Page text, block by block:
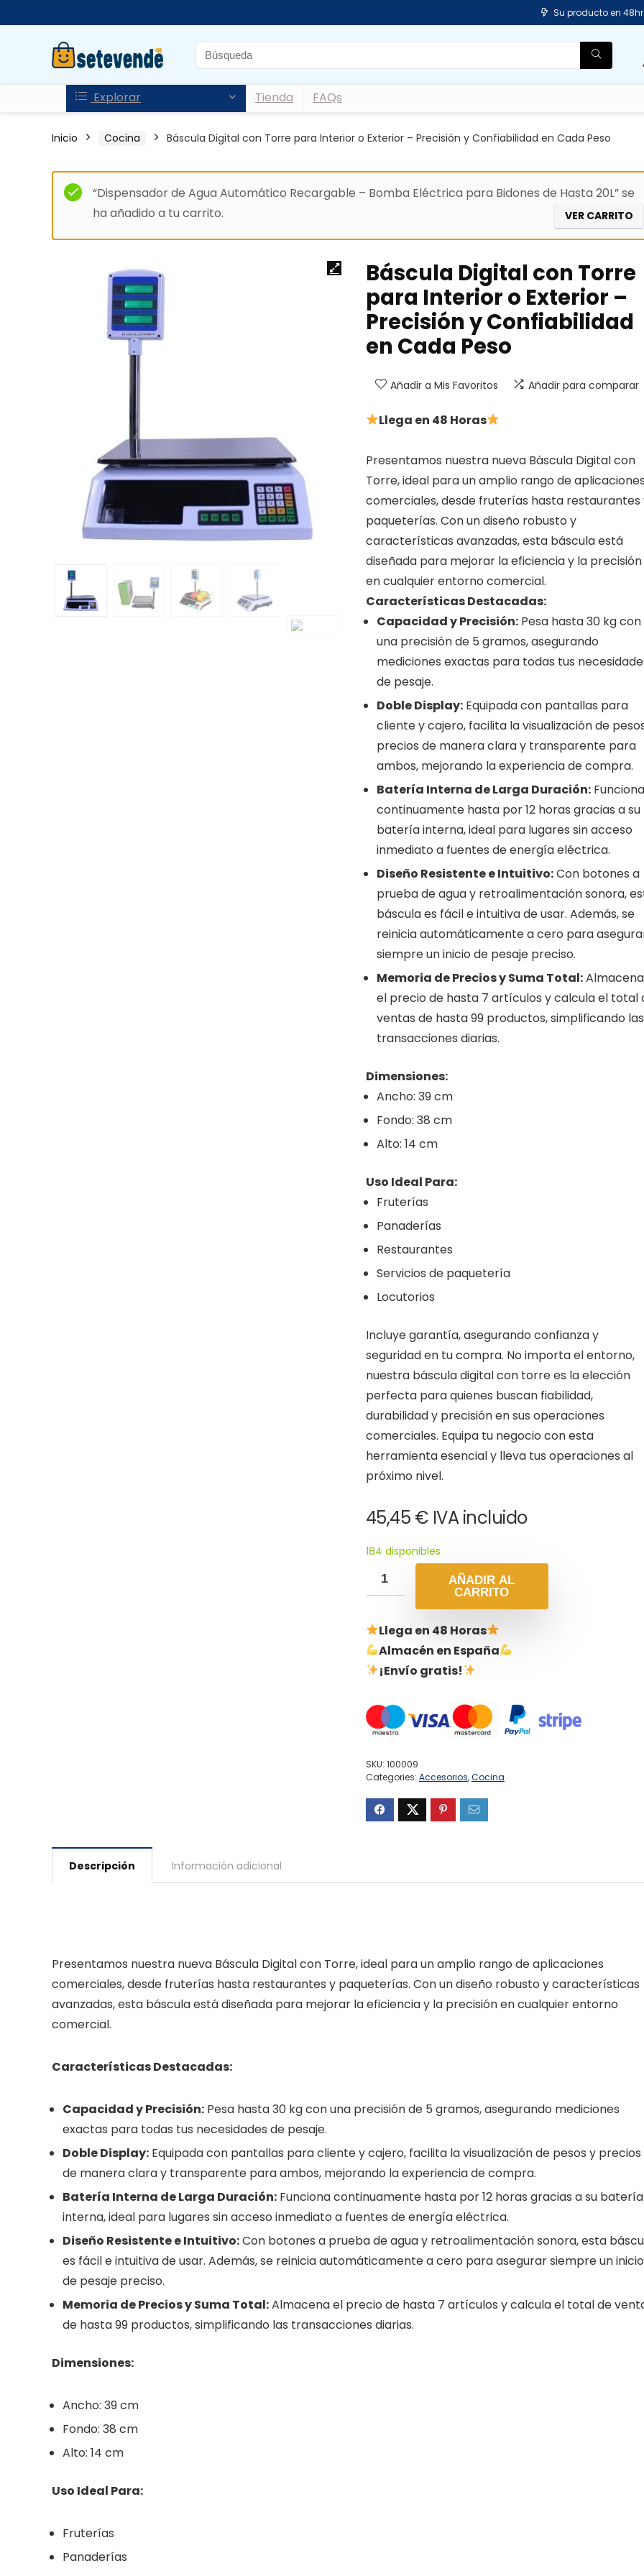
Su producto en
Explorar Tienda FAQs
Inicio Cocina Báscula Digital con Torre para Interior o Exterior – Precisión y Confiabilidad en Cada Peso
“Dispensador de Agua Automático Recargable – Bomba Eléctrica para Bidones de Hasta 20L” se
ha añadido a tu carrito.
VER CARRITO
Báscula Digital con Torre
para Interior o Exterior –
Precisión y Confiabilidad
en Cada Peso
Añadir a Mis Favoritos Añadir para comparar
Llega en 48 Horas
Presentamos nuestra nueva Báscula Digital con
Torre, ideal para un amplio rango de
comerciales, desde fruterías hasta restaurantes
paqueterías. Con un diseño robusto y
características avanzadas, esta báscula está
diseñada para mejorar la eficiencia y la precisión
en cualquier entorno comercial.
Características Destacadas:
Capacidad y Precisión:Pesa hasta 30 kg con
una precisión de 5 gramos, asegurando
mediciones exactas para todas tus
de pesaje.
Doble Display:Equipada con pantallas para
cliente y cajero, facilita la visualización de
precios de manera clara y transparente para
ambos, mejorando la experiencia de compra.
Batería Interna de Larga Duración:Funciona
continuamente hasta por 12 horas gracias a su
batería interna, ideal para lugares sin acceso
inmediato a fuentes de energía eléctrica.
Diseño Resistente e Intuitivo:Con botones a
prueba de agua y retroalimentación sonora,
báscula es fácil e intuitiva de usar. Además, se
reinicia automáticamente a cero para
siempre un inicio de pesaje preciso.
Memoria de Precios y Suma Total:Almacena
el precio de hasta 7 artículos y calcula el total
ventas de hasta 99 productos, simplificando las
transacciones diarias.
Dimensiones:
Ancho: 39 cm
Fondo: 38 cm
Alto: 14 cm
Uso Ideal Para:
Fruterías
Panaderías
Restaurantes
Servicios de paquetería
Locutorios
Incluye garantía, asegurando confianza y
seguridad en tu compra. No importa el entorno,
nuestra báscula digital con torre es la elección
perfecta para quienes buscan fiabilidad,
durabilidad y precisión en sus operaciones
comerciales. Equipa tu negocio con esta
herramienta esencial y lleva tus operaciones al
próximo nivel.
45,45 € IVA incluido
184 disponibles
AÑADIR AL
CARRITO
Llega en 48 Horas
Almacén en España
¡Envío gratis!
SKU: 100009
Categories: Accesorios,Cocina
Descripción Información adicional
Presentamos nuestra nueva Báscula Digital con Torre, ideal para un amplio rango de aplicaciones
comerciales, desde fruterías hasta restaurantes y paqueterías. Con un diseño robusto y características
avanzadas, esta báscula está diseñada para mejorar la eficiencia y la precisión en cualquier entorno
comercial.
Características Destacadas:
Capacidad y Precisión: Pesa hasta 30 kg con una precisión de 5 gramos, asegurando mediciones
exactas para todas tus necesidades de pesaje.
Doble Display: Equipada con pantallas para cliente y cajero, facilita la visualización de pesos y precios
de manera clara y transparente para ambos, mejorando la experiencia de compra.
Batería Interna de Larga Duración: Funciona continuamente hasta por 12 horas gracias a su batería
interna, ideal para lugares sin acceso inmediato a fuentes de energía eléctrica.
Diseño Resistente e Intuitivo:Con botones a prueba de agua y retroalimentación sonora, esta
es fácil e intuitiva de usar. Además, se reinicia automáticamente a cero para asegurar siempre un inicio
de pesaje preciso.
Memoria de Precios y Suma Total:Almacena el precio de hasta 7 artículos y calcula el total de
de hasta 99 productos, simplificando las transacciones diarias.
Dimensiones:
Ancho: 39 cm
Fondo: 38 cm
Alto: 14 cm
Uso Ideal Para:
Fruterías
Panaderías